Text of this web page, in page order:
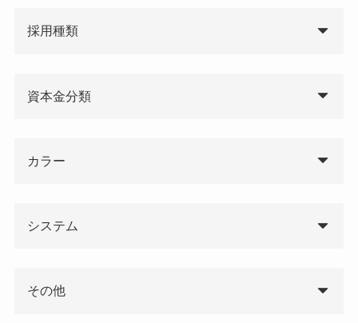
採用種類
資本金分類
カラー
システム
その他